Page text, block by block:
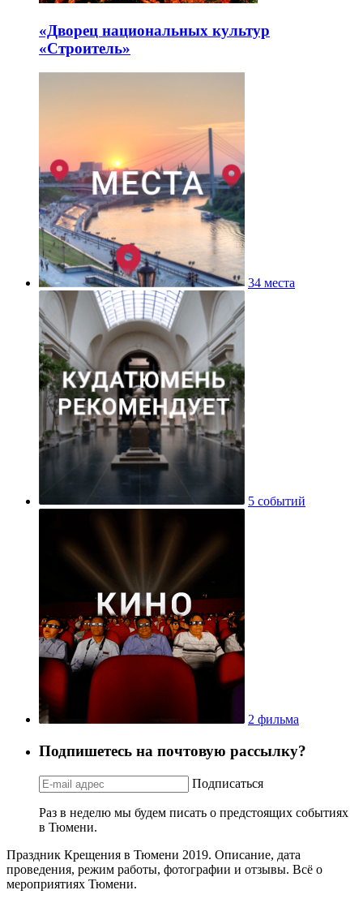
«Дворец национальных культур
«Строитель»
34 места
5 событий
2 фильма
Подпишетесь на почтовую рассылку?
Подписаться
Раз в неделю мы будем писать о предстоящих событиях
в Тюмени.
Праздник Крещения в Тюмени 2019. Описание, дата
проведения, режим работы, фотографии и отзывы. Всё о
мероприятиях Тюмени.